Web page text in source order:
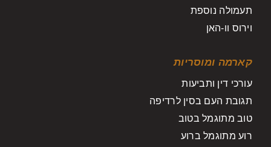
תעמולה נוספת
וירוס וו-האן
קארמה ומוסריות
עורכי דין ותביעות
תגובת העם בסין לרדיפה
טוב מתוגמל בטוב
רוע מתוגמל ברוע